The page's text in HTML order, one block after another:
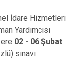
İdare Hizmetleri
Yardımcısı
02 - 06 Şubat
sınavı